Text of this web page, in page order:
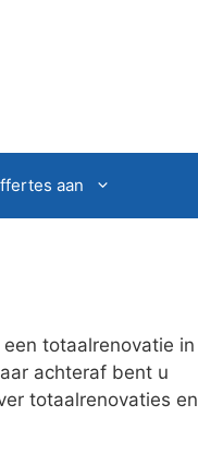
aan
totaalrenovatie in
achteraf bent u
totaalrenovaties en